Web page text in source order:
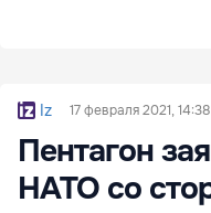
Iz 17 февраля 2021, 14:38
Пентагон
НАТО со